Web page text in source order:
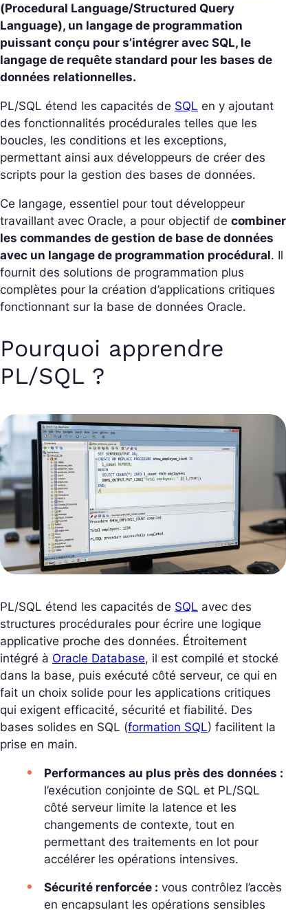
(Procedural Language/Structured Query
Language), un langage de programmation
puissant conçu pour s’intégrer avec SQL, le
langage de requête standard pour les bases de
données relationnelles.
PL/SQL étend les capacités de SQL en y ajoutant
des fonctionnalités procédurales telles que les
boucles, les conditions et les exceptions,
permettant ainsi aux développeurs de créer des
scripts pour la gestion des bases de données.
Ce langage, essentiel pour tout développeur
travaillant avec Oracle, a pour objectif de combiner
les commandes de gestion de base de données
avec un langage de programmation procédural. Il
fournit des solutions de programmation plus
complètes pour la création d’applications critiques
fonctionnant sur la base de données Oracle.
Pourquoi apprendre
PL/SQL ?
PL/SQL étend les capacités de SQL avec des
structures procédurales pour écrire une logique
applicative proche des données. Étroitement
intégré à Oracle Database, il est compilé et stocké
dans la base, puis exécuté côté serveur, ce qui en
fait un choix solide pour les applications critiques
qui exigent efficacité, sécurité et fiabilité. Des
bases solides en SQL (formation SQL) facilitent la
prise en main.
Performances au plus près des données :
l’exécution conjointe de SQL et PL/SQL
côté serveur limite la latence et les
changements de contexte, tout en
permettant des traitements en lot pour
accélérer les opérations intensives.
Sécurité renforcée : vous contrôlez l’accès
en encapsulant les opérations sensibles